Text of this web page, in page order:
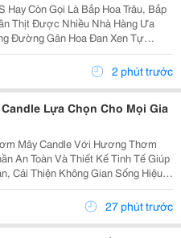
Hay Còn Gọi Là Bắp Hoa Trâu, Bắp
Thịt Được Nhiều Nhà Hàng Ưa
Đường Gân Hoa Đan Xen Tự
. Khi Chế Biến, Phần Thịt Săn
Hợp Cùng Độ Giòn Dai Sần Sật
2 phút trước
Lựa Chọn Cho Mọi Gia
Mây Candle Với Hương Thơm
An Toàn Và Thiết Kế Tinh Tế Giúp
Cải Thiện Không Gian Sống Hiệu
Giãn Cho Cuộc Sống Hiện Đại Trong Cuộc Sống Hiện...
27 phút trước